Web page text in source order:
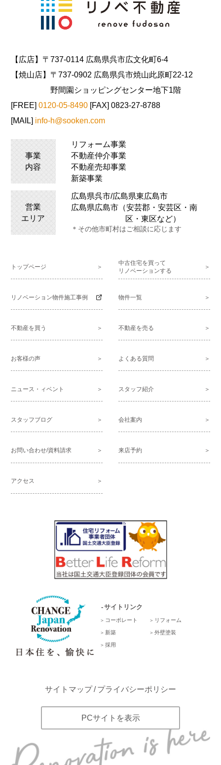
【広店】〒737-0114 広島県呉市広文化町6-4
【焼山店】〒737-0902 広島県呉市焼山此原町22-12
野間園ショッピングセンター地下1階
[FREE]0120-05-8490 [FAX] 0823-27-8788
[MAIL] info-h@sooken.com
事業
内容
リフォーム事業
不動産仲介事業
不動産売却事業
新築事業
営業
エリア
広島県呉市/広島県東広島市
広島県広島市（安芸郡・安芸区・南
区・東区など）
＊その他市町村はご相談に応じます
トップページ
中古住宅を買って
リノベーションする
リノベーション物件施工事例 物件一覧
不動産を買う 不動産を売る
お客様の声 よくある質問
ニュース・ィベント スタッフ紹介
スタッフブログ 会社案内
お問い合わせ/資料請求 来店予約
アクセス
サイトリンク
コーポレート リフォーム
新築 外壁塗装
採用
サイトマップ プライバシーポリシー
PCサイトを表示